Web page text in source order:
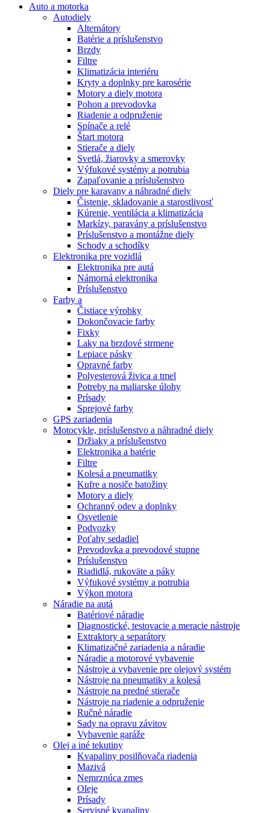
Auto a motorka
Autodiely
Alternátory
Batérie a príslušenstvo
Brzdy
Filtre
Klimatizácia interiéru
Kryty a doplnky pre karosérie
Motory a diely motora
Pohon a prevodovka
Riadenie a odpruženie
Spínače a relé
Štart motora
Stierače a diely
Svetlá, žiarovky a smerovky
Výfukové systémy a potrubia
Zapaľovanie a príslušenstvo
Diely pre karavany a náhradné diely
Čistenie, skladovanie a starostlivosť
Kúrenie, ventilácia a klimatizácia
Markízy, paravány a príslušenstvo
Príslušenstvo a montážne diely
Schody a schodíky
Elektronika pre vozidlá
Elektronika pre autá
Námorná elektronika
Príslušenstvo
Farby a
Čistiace výrobky
Dokončovacie farby
Fixky
Laky na brzdové strmene
Lepiace pásky
Opravné farby
Polyesterová živica a tmel
Potreby na maliarske úlohy
Prísady
Sprejové farby
GPS zariadenia
Motocykle, príslušenstvo a náhradné diely
Držiaky a príslušenstvo
Elektronika a batérie
Filtre
Kolesá a pneumatiky
Kufre a nosiče batožiny
Motory a diely
Ochranný odev a doplnky
Osvetlenie
Podvozky
Poťahy sedadiel
Prevodovka a prevodové stupne
Príslušenstvo
Riadidlá, rukoväte a páky
Výfukové systémy a potrubia
Výkon motora
Náradie na autá
Batériové náradie
Diagnostické, testovacie a meracie nástroje
Extraktory a separátory
Klimatizačné zariadenia a náradie
Náradie a motorové vybavenie
Nástroje a vybavenie pre olejový systém
Nástroje na pneumatiky a kolesá
Nástroje na predné stierače
Nástroje na riadenie a odpruženie
Ručné náradie
Sady na opravu závitov
Vybavenie garáže
Olej a iné tekutiny
Kvapaliny posilňovača riadenia
Mazivá
Nemrznúca zmes
Oleje
Prísady
Servisné kvapaliny